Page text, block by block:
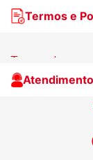
Nossas lojas
Nosso Cartão
WhatsApp de
Televendas
Termos e
Termos de uso
Centro de
Atendimento